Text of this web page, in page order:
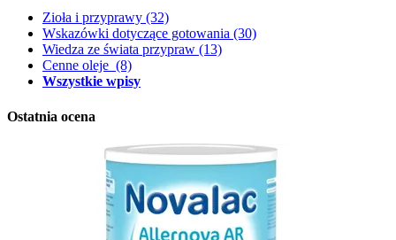
Zioła i przyprawy (32)
Wskazówki dotyczące gotowania (30)
Wiedza ze świata przypraw (13)
Cenne oleje (8)
Wszystkie wpisy
Ostatnia ocena